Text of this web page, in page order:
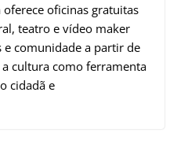
oficinas gratuitas
teatro e vídeo maker
e comunidade a partir de
cultura como ferramenta
cidadã e